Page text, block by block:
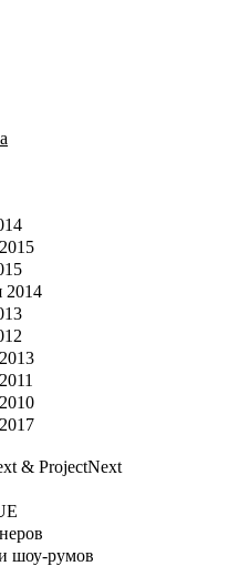
2014
& ProjectNext
шоу-румов